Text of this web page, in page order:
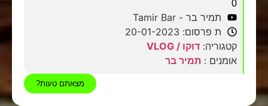
0
תמיר בר - Tamir Bar
ת פרסום: 20-01-2023
קטגוריה: דוקו / VLOG
אומנים : תמיר בר
מצאתם טעות?